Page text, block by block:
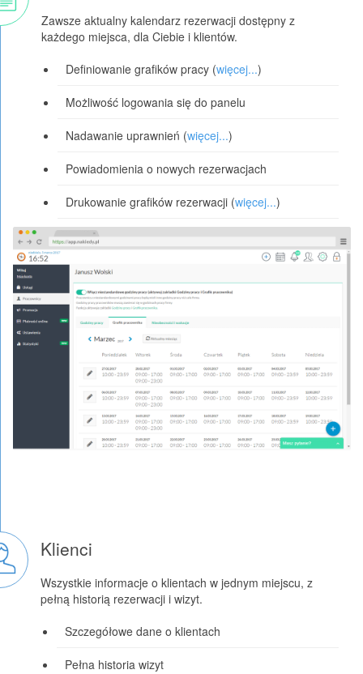
Zawsze aktualny kalendarz rezerwacji dostępny z
każdego miejsca, dla Ciebie i klientów.
Definiowanie grafików pracy (więcej...)
Możliwość logowania się do panelu
Nadawanie uprawnień (więcej...)
Powiadomienia o nowych rezerwacjach
Drukowanie grafików rezerwacji (więcej...)
Klienci
Wszystkie informacje o klientach w jednym miejscu, z
pełną historią rezerwacji i wizyt.
Szczegółowe dane o klientach
Pełna historia wizyt